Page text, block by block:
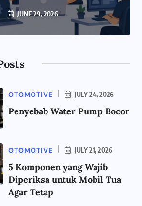
JUNE 29, 2026
OTOMOTIVE JULY 24, 2026
Penyebab Water Pump Bocor
OTOMOTIVE JULY 21, 2026
5 Komponen yang Wajib
Diperiksa untuk Mobil Tua
Agar Tetap